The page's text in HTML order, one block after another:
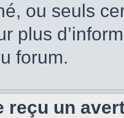
ou seuls
plus
forum.
reçu un